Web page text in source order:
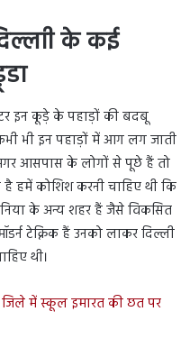
के कई
इन कूड़े के पहाड़ों की बदबू
भी इन पहाड़ों में आग लग जाती
आसपास के लोगों से पूछे हैं तो
हमें कोशिश करनी चाहिए थी कि
के अन्य शहर हैं जैसे विकसित
टेक्निक हैं उनको लाकर दिल्ली
थी।
में स्कूल इमारत की छत पर